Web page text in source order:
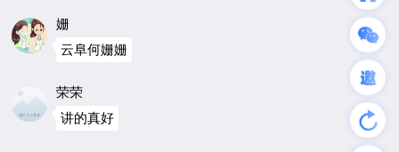
姗
云阜何姗姗
荣荣
讲的真好